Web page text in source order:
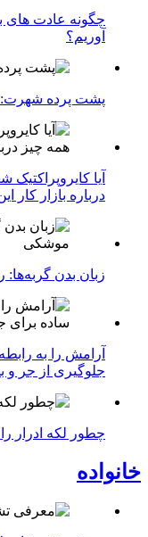
چگونه عادت‌ های
آوریم؟
پشت پرده شهرت:
آیا
درباره بازار کار
زبان بدن
آرامش را به
جلوگیری از جر و
چطور لکه ادرار
خانواده